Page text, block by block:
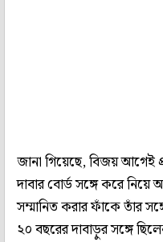
জানা গিয়েছে, বিজয় আগেই
দাবার বোর্ড সঙ্গে করে
সম্মানিত করার ফাঁকে তাঁর
২০ বছরের দাবাড়ুর সঙ্গে